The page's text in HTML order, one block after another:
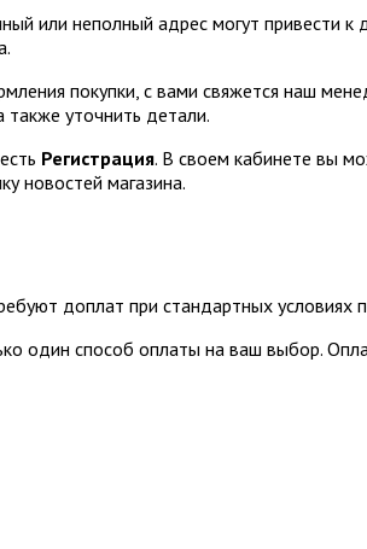
или неполный адрес могут привести
покупки, с вами свяжется наш
уточнить детали.
Регистрация. В своем кабинете вы
новостей магазина.
доплат при стандартных условиях
один способ оплаты на ваш выбор.